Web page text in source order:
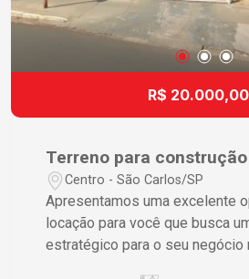
R$
Terreno para construção
Centro - São Carlos/SP
Apresentamos uma excelente
locação para você que busca
estratégico para o seu negócio